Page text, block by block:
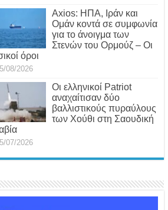
Axios: ΗΠΑ, Ιράν και
Ομάν κοντά σε συμφωνία
για το άνοιγμα των
Στενών του Ορμούζ – Οι
όροι
08/2026
Οι ελληνικοί Patriot
αναχαίτισαν δύο
βαλλιστικούς πυραύλους
των Χούθι στη Σαουδική
07/2026